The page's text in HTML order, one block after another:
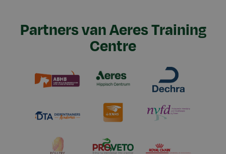
Partners van Aeres Training
Centre